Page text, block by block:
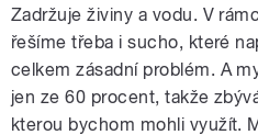
Zadržuje živiny a vodu. V
řešíme třeba i sucho, které
celkem zásadní problém. A
jen ze 60 procent, takže
kterou bychom mohli využít.